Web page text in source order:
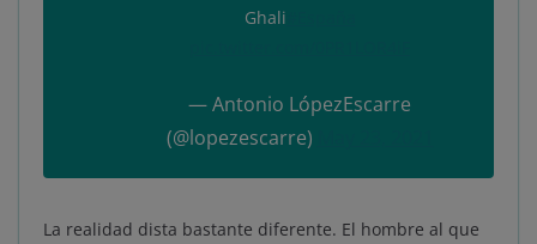
Ghali
— Antonio LópezEscarre
(@lopezescarre)
La realidad dista bastante diferente. El hombre al que